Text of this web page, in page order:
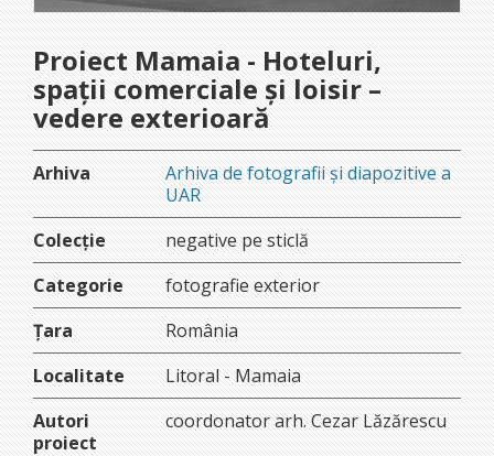
Proiect Mamaia - Hoteluri,
spații comerciale și loisir –
vedere exterioară
Arhiva
Arhiva de fotografii și diapozitive a
UAR
Colecție
negative pe sticlă
Categorie
fotografie exterior
Țara
România
Localitate
Litoral - Mamaia
Autori
proiect
coordonator arh. Cezar Lăzărescu